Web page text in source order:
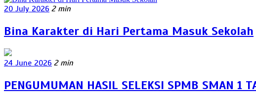
20 July 2026 2 min
Bina Karakter di Hari Pertama Masuk Sekolah
24 June 2026 2 min
PENGUMUMAN HASIL SELEKSI SPMB SMAN 1